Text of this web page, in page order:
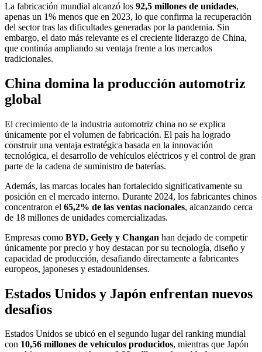
La fabricación mundial alcanzó los 92,5 millones de unidades,
apenas un 1% menos que en 2023, lo que confirma la recuperación
del sector tras las dificultades generadas por la pandemia. Sin
embargo, el dato más relevante es el creciente liderazgo de China,
que continúa ampliando su ventaja frente a los mercados
tradicionales.
China domina la producción automotriz
global
El crecimiento de la industria automotriz china no se explica
únicamente por el volumen de fabricación. El país ha logrado
construir una ventaja estratégica basada en la innovación
tecnológica, el desarrollo de vehículos eléctricos y el control de gran
parte de la cadena de suministro de baterías.
Además, las marcas locales han fortalecido significativamente su
posición en el mercado interno. Durante 2024, los fabricantes chinos
concentraron el 65,2% de las ventas nacionales, alcanzando cerca
de 18 millones de unidades comercializadas.
Empresas como BYD, Geely y Changan han dejado de competir
únicamente por precio y hoy destacan por su tecnología, diseño y
capacidad de producción, desafiando directamente a fabricantes
europeos, japoneses y estadounidenses.
Estados Unidos y Japón enfrentan nuevos
desafíos
Estados Unidos se ubicó en el segundo lugar del ranking mundial
con 10,56 millones de vehículos producidos, mientras que Japón